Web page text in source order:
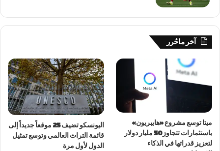
آخر ماحُرر
ميتا توسع مشروع «هايبريون»
باستثمارات تتجاوز 50 مليار دولار
لتعزيز قدراتها في الذكاء
اليونسكو تضيف 25 موقعاً جديداً إلى
قائمة التراث العالمي وتوسع تمثيل
الدول لأول مرة